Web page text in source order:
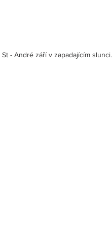
- André září v zapadajícím slunci.